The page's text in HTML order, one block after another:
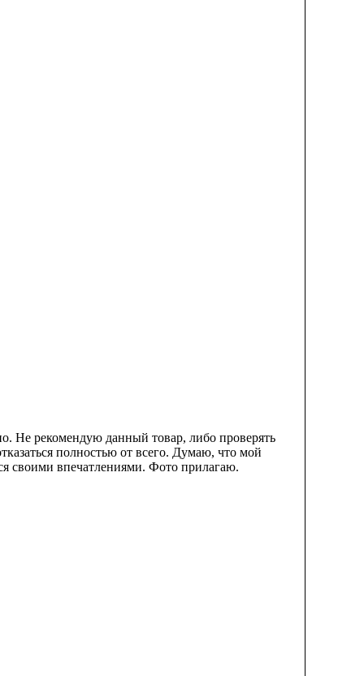
Не рекомендую данный товар, либо проверять
полностью от всего. Думаю, что мой
своими впечатлениями. Фото прилагаю.